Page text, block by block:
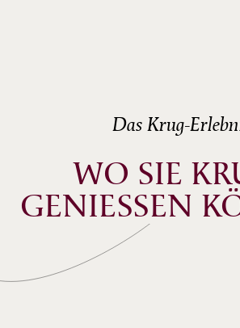
Das Krug-
WO SIE
GENIESSEN